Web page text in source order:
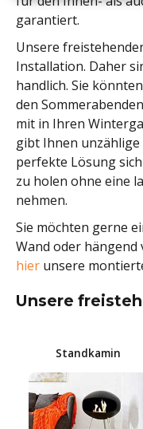
garantiert.
Unsere
Installation. Daher
handlich. Sie
den
mit in Ihren
gibt Ihnen
perfekte Lösung
zu holen ohne eine
nehmen.
Sie möchten gerne
Wand oder hängend
hier unsere
Unsere
Standkamin